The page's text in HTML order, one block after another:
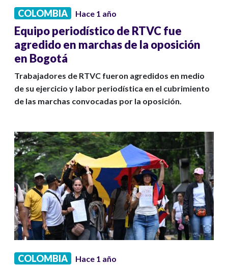
COLOMBIA Hace 1 año
Equipo periodístico de RTVC fue
agredido en marchas de la oposición
en Bogotá
Trabajadores de RTVC fueron agredidos en medio
de su ejercicio y labor periodística en el cubrimiento
de las marchas convocadas por la oposición.
COLOMBIA Hace 1 año